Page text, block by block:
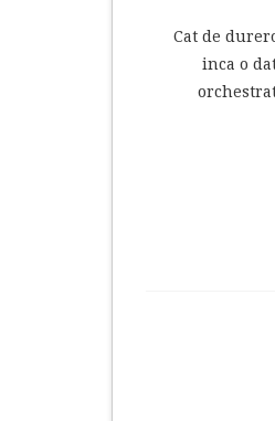
Cat de
inca o